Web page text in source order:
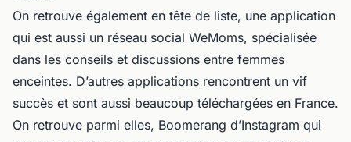
On retrouve également en tête de liste, une application
qui est aussi un réseau social WeMoms, spécialisée
dans les conseils et discussions entre femmes
enceintes. D’autres applications rencontrent un vif
succès et sont aussi beaucoup téléchargées en France.
On retrouve parmi elles, Boomerang d’Instagram qui